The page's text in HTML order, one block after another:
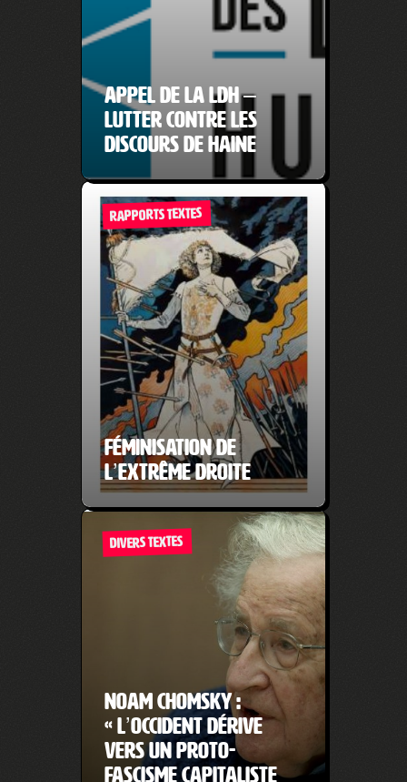
Appel de la LDH –
Lutter contre les
discours de haine
RAPPORTS TEXTES
Féminisation de
l’extrême droite
DIVERS TEXTES
Noam Chomsky :
« L’Occident dérive
vers un proto-
fascisme capitaliste